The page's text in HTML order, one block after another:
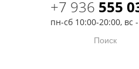
+7 936 555
пн-сб 10:00-20:00, вс